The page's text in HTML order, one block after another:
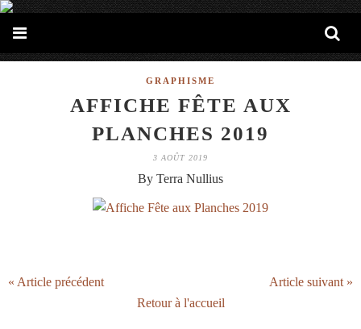
GRAPHISME
AFFICHE FÊTE AUX
PLANCHES 2019
3 AOÛT 2019
By Terra Nullius
« Article précédent
Article suivant »
Retour à l'accueil